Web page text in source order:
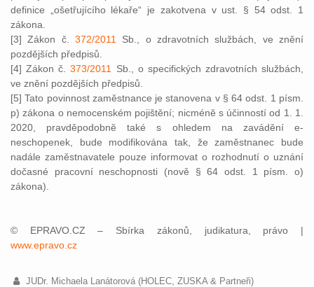
definice „ošetřujícího lékaře“ je zakotvena v ust. § 54 odst. 1
zákona.
[3] Zákon č. 372/2011
Sb., o zdravotních službách, ve znění
pozdějších předpisů.
[4] Zákon č.373/2011
Sb., o specifických zdravotních službách,
ve znění pozdějších předpisů.
[5] Tato povinnost zaměstnance je stanovena v § 64 odst. 1 písm.
p) zákona o nemocenském pojištění; nicméně s účinností od 1. 1.
2020, pravděpodobně také s ohledem na zavádění e-
neschopenek, bude modifikována tak, že zaměstnanec bude
nadále zaměstnavatele pouze informovat o rozhodnutí o uznání
dočasné pracovní neschopnosti (nově § 64 odst. 1 písm. o)
zákona).
© EPRAVO.CZ – Sbírka zákonů, judikatura, právo |
www.epravo.cz
JUDr. Michaela Lanátorová (HOLEC, ZUSKA & Partneři)